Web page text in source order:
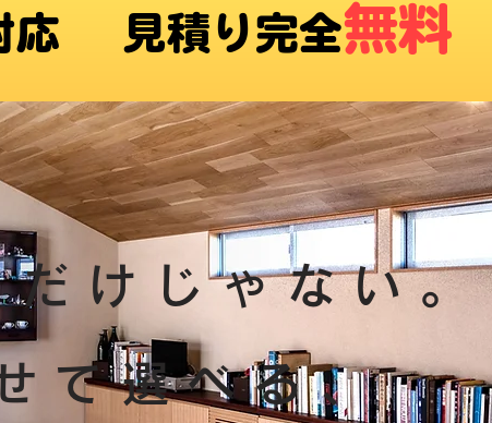
応 ​見積り完全無料
だけじゃない。
て選べる、